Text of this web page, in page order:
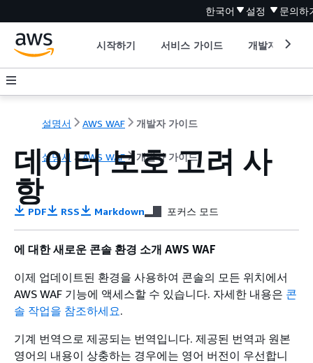
한국어 설정 문의하
시작하기 서비스 가이드 개발자 도구
설명서 AWS WAF 개발자 가이드
설명서 AWS WAF 개발자 가이드
데이터 보호 고려 사
항
PDF RSS Markdown 포커스 모드
에 대한 새로운 콘솔 환경 소개 AWS WAF
이제 업데이트된 환경을 사용하여 콘솔의 모든 위치에서
AWS WAF 기능에 액세스할 수 있습니다. 자세한 내용은 콘
솔 작업을 참조하세요.
기계 번역으로 제공되는 번역입니다. 제공된 번역과 원본
영어의 내용이 상충하는 경우에는 영어 버전이 우선합니